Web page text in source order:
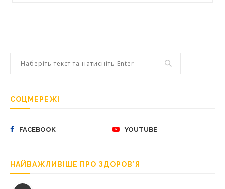
СОЦМЕРЕЖІ
FACEBOOK YOUTUBE
НАЙВАЖЛИВІШЕ ПРО ЗДОРОВ’Я